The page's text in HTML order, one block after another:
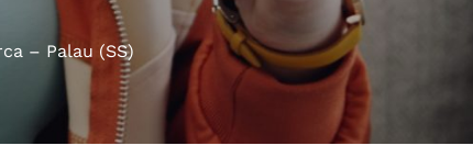
– Palau (SS)